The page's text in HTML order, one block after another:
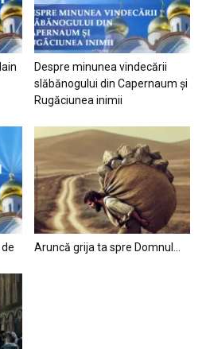
Despre minunea vindecării
slăbănogului din Capernaum și
Rugăciunea inimii
Aruncă grija ta spre Domnul…